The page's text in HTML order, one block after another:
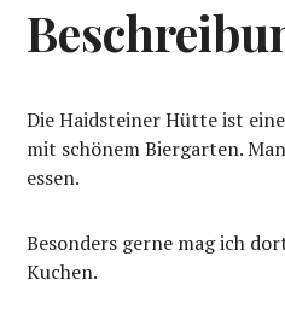
Die Haidsteiner Hütte ist
mit schönem Biergarten.
essen.
Besonders gerne mag ich
Kuchen.